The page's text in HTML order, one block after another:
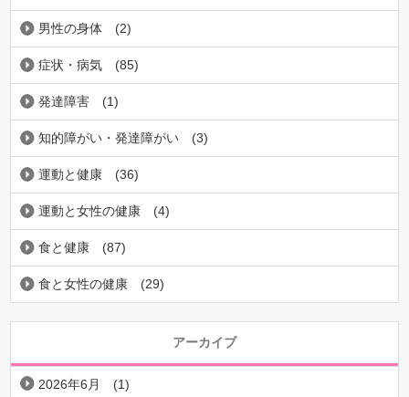
男性の身体 (2)
症状・病気 (85)
発達障害 (1)
知的障がい・発達障がい (3)
運動と健康 (36)
運動と女性の健康 (4)
食と健康 (87)
食と女性の健康 (29)
アーカイブ
2026年6月 (1)